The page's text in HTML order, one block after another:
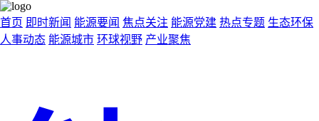
首页 即时新闻 能源要闻 焦点关注 能源党建 热点专题 生态环保
人事动态 能源城市 环球视野 产业聚焦